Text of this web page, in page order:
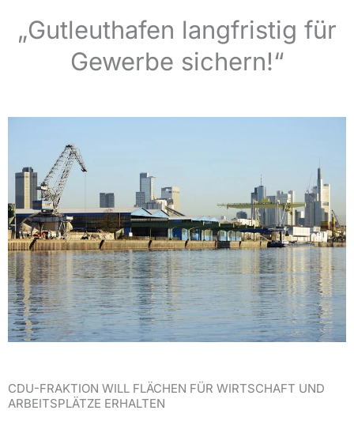
„Gutleuthafen langfristig für
Gewerbe sichern!“
CDU-FRAKTION WILL FLÄCHEN FÜR WIRTSCHAFT UND
ARBEITSPLÄTZE ERHALTEN